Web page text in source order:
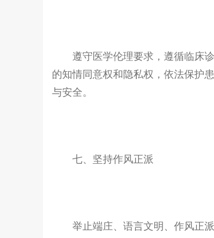
遵守医学伦理要求，遵循临床诊
的知情同意权和隐私权，依法保护
与安全。
七、坚持作风正派
举止端庄、语言文明、作风正派